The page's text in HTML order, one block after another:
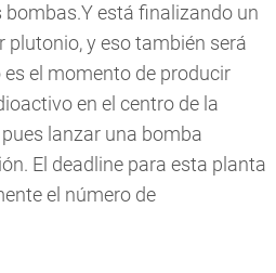
está finalizando un
plutonio, y eso también será
el momento de producir
en el centro de la
lanzar una bomba
El deadline para esta planta
el número de